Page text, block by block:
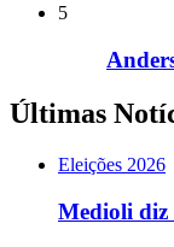
5
Últimas
Eleições 2026
Medioli diz